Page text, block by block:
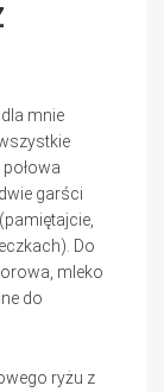
mnie
garści
Do
mleko
do
ryżu z